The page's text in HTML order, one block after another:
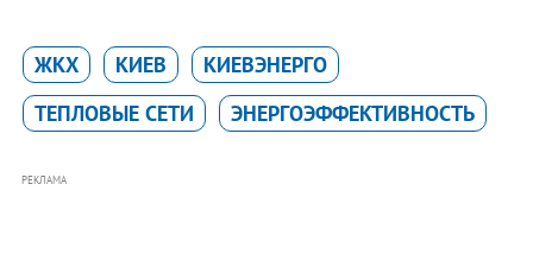
ЖКХ КИЕВ
КИЕВЭНЕРГО
ТЕПЛОВЫЕ СЕТИ
ЭНЕРГОЭФФЕКТИВНОСТЬ
РЕКЛАМА